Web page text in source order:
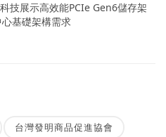
技展示高效能PCIe Gen6儲存架
基礎架構需求
台灣發明商品促進協會